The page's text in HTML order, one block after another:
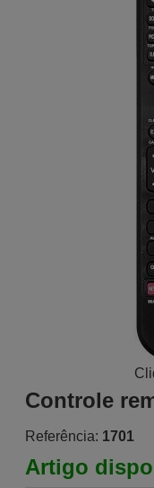
Controle
Referência: 1701
Artigo